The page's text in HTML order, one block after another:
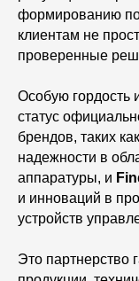
формированию
клиентам не
проверенные
Особую гордость
статус
брендов, таких как
надежности в
аппаратуры, и
и инноваций в
устройств
Это партнерство